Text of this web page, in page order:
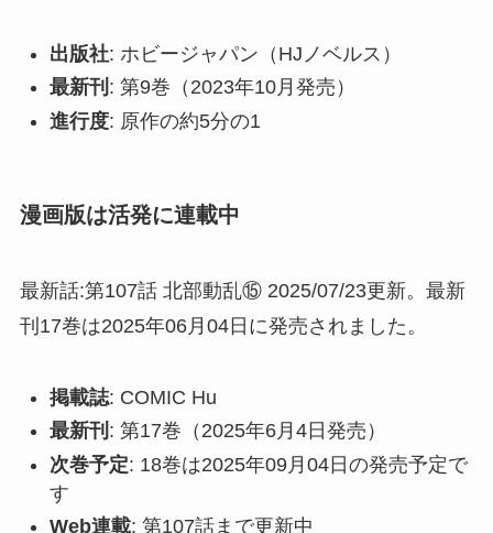
出版社: ホビージャパン（HJノベルス）
最新刊 : 第9巻（2023年10月発売）
進行度: 原作の約5分の1
漫画版は活発に連載中
最新話:第107話 北部動乱⑮ 2025/07/23更新。最新
刊17巻は2025年06月04日に発売されました。
掲載誌: COMIC Hu
最新刊 : 第17巻（2025年6月4日発売）
次巻予定: 18巻は2025年09月04日の発売予定で
す
Web連載: 第107話まで更新中